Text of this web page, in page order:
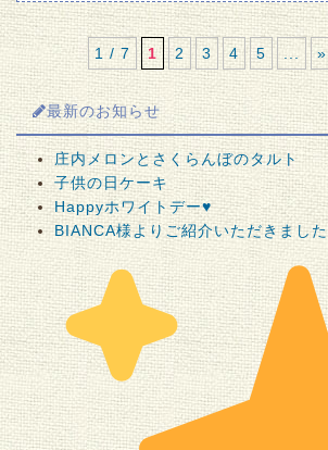
1 / 7 1 2 3 4 5 ... »
最新のお知らせ
庄内メロンとさくらんぼのタルト
子供の日ケーキ
Happyホワイトデー♥
BIANCA様よりご紹介いただきました